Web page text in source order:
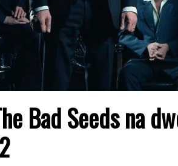
Bad Seeds na